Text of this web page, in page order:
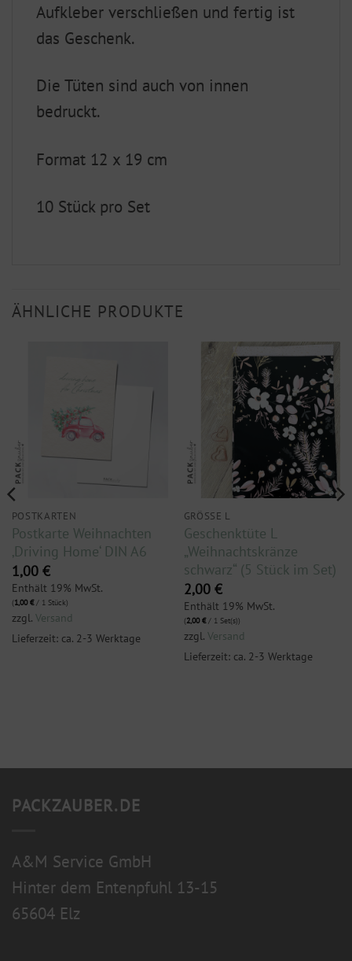
Aufkleber verschließen und fertig ist
das Geschenk.
Die Tüten sind auch von innen
bedruckt.
Format 12 x 19 cm
10 Stück pro Set
ÄHNLICHE PRODUKTE
POSTKARTEN
Postkarte Weihnachten
‚Driving Home‘ DIN A6
1,00 €
Enthält 19% MwSt.
(1,00€/ 1 Stück)
zzgl. Versand
Lieferzeit: ca. 2-3 Werktage
GRÖSSE L
Geschenktüte L
„Weihnachtskränze
schwarz“ (5 Stück im Set)
2,00 €
Enthält 19% MwSt.
(2,00€/ 1 Set(s))
zzgl. Versand
Lieferzeit: ca. 2-3 Werktage
PACKZAUBER.DE
A&M Service GmbH
Hinter dem Entenpfuhl 13-15
65604 Elz